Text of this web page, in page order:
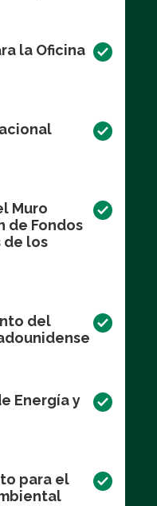
la Oficina
Muro
de Fondos
de los
del
Energía y
para el